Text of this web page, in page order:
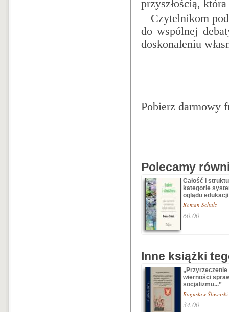
przyszłością,
Czytelnikom
do wspól­nej
doskonaleniu
Pobierz darmowy
Polecamy
Całość i
kategorie
oglądu edukacji
Roman Schulz
60.00
Inne książki
„Przyrzeczenie
wierności
socjalizmu...”
Bogusław Śliwerski
34.00